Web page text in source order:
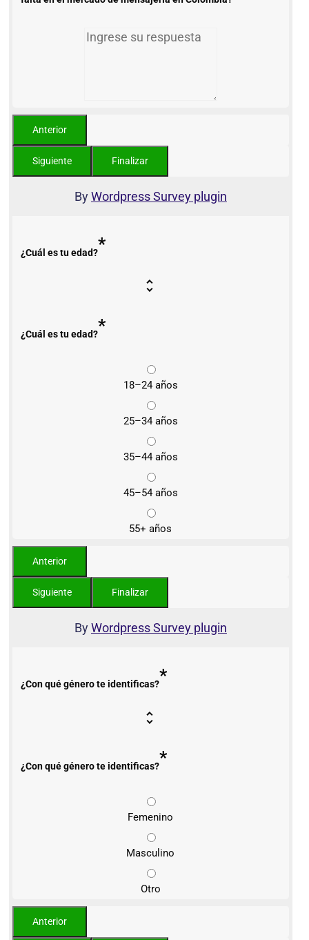
ByWordpress Survey plugin
¿Cuál es tu edad?*
¿Cuál es tu edad?*
18–24 años
25–34 años
35–44 años
45–54 años
55+ años
ByWordpress Survey plugin
¿Con qué género te identificas?*
¿Con qué género te identificas?*
Femenino
Masculino
Otro